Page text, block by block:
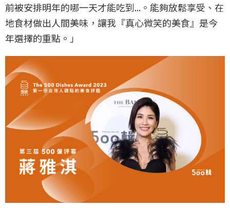
前被安排明年的哪一天才能吃到...。能夠放鬆享受、在
地食材做出人間美味，讓我『真心微笑的美食』是今
年選擇的重點。」